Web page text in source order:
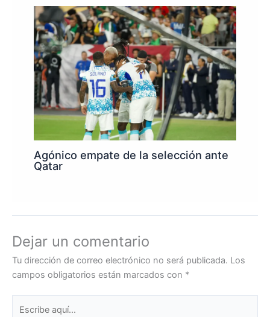
Agónico empate de la selección ante
Qatar
Dejar un comentario
Tu dirección de correo electrónico no será publicada. Los
campos obligatorios están marcados con *